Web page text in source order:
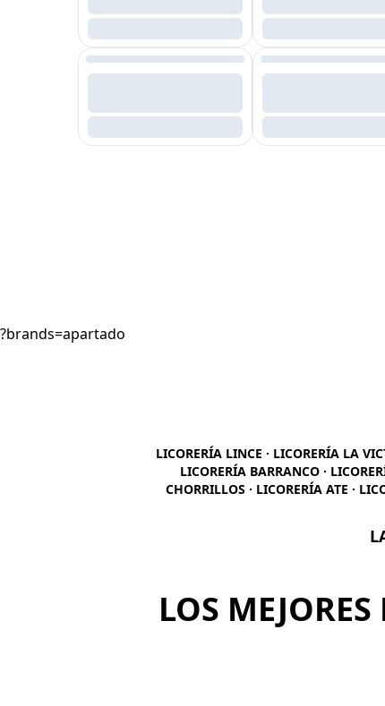
?brands=apartado
LICORERÍA LINCE · LICORERÍA LA
LICORERÍA BARRANCO ·
CHORRILLOS · LICORERÍA ATE ·
LOS